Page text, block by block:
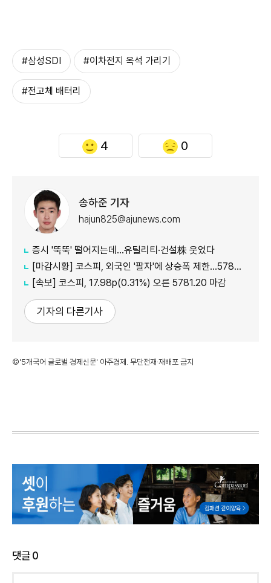
#삼성SDI #이차전지 옥석 가리기
#전고체 배터리
4 0
송하준 기자
hajun825@ajunews.com
증시 '뚝뚝' 떨어지는데…유틸리티·건설株 웃었다
[마감시황] 코스피, 외국인 '팔자'에 상승폭 제한…5780선 마감
[속보] 코스피, 17.98p(0.31%) 오른 5781.20 마감
기자의 다른기사
©'5개국어 글로벌 경제신문' 아주경제. 무단전재·재배포 금지
댓글0